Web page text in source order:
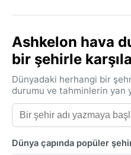
Ashkelon hava
bir şehirle
Dünyadaki herhangi bir
durumu ve tahminlerin yan
Dünya çapında popüler